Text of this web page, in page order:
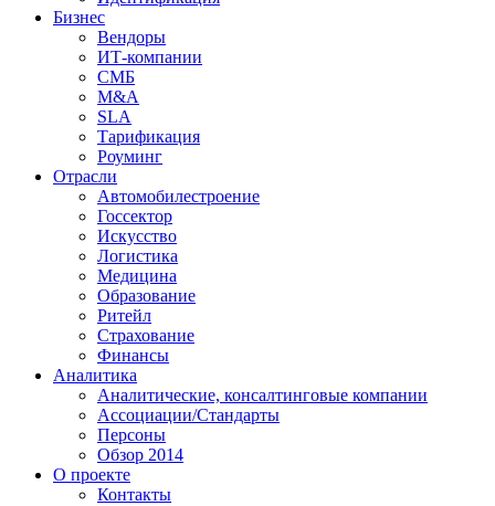
Бизнес
Вендоры
ИТ-компании
СМБ
M&A
SLA
Тарификация
Роуминг
Отрасли
Автомобилестроение
Госсектор
Искусство
Логистика
Медицина
Образование
Ритейл
Страхование
Финансы
Аналитика
Аналитические, консалтинговые компании
Ассоциации/Стандарты
Персоны
Обзор 2014
О проекте
Контакты